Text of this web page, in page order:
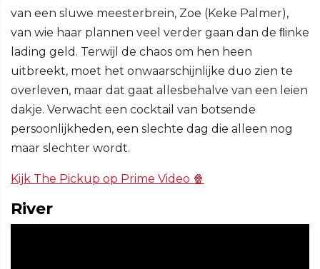
van een sluwe meesterbrein, Zoe (Keke Palmer),
van wie haar plannen veel verder gaan dan de ﬂinke
lading geld. Terwijl de chaos om hen heen
uitbreekt, moet het onwaarschijnlijke duo zien te
overleven, maar dat gaat allesbehalve van een leien
dakje. Verwacht een cocktail van botsende
persoonlijkheden, een slechte dag die alleen nog
maar slechter wordt.
Kijk The Pickup op Prime Video 🍿
River